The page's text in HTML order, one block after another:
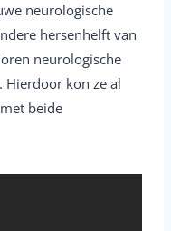
neurologische
hersenhelft van
neurologische
Hierdoor kon ze al
beide